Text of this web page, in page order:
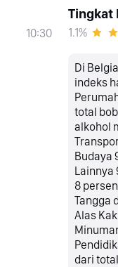
10:30
Tingkat
1.1%
Di
indeks
total
alkohol
Budaya
Lainnya
8
Tangga
Alas
dari